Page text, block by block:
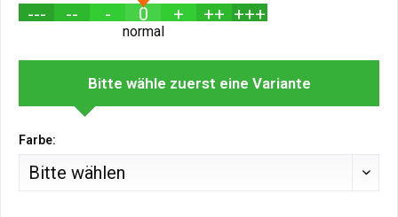
--- -- - 0 + ++ +++
normal
Bitte wähle zuerst eine Variante
Farbe: